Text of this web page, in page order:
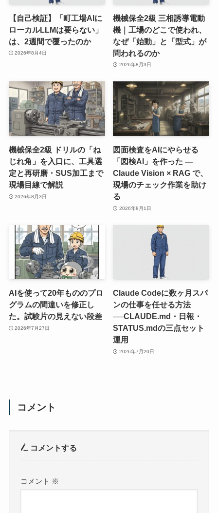
【自己検証】「町工場AIに
ローカルLLMは要らない」
は、2週間で覆ったのか
2026年8月4日
機械保全2級 三相誘導電動
機｜工場のどこで使われ、
なぜ「始動」と「型式」が
問われるのか
2026年8月3日
機械保全2級 ドリルの「ね
じれ角」を入口に、工具選
定と再研磨・SUS加工まで
現場目線で解説
2026年8月3日
図面検査をAIにやらせる
「図検AI」を作った ―
Claude Vision × RAG で、
現場のチェック作業を助け
る
2026年8月1日
AIを使って20年もののプロ
グラムの間違いを修正し
た。試験片の見えない段差
2026年7月27日
Claude Codeに数ヶ月スパ
ンの仕事を任せる方法
──CLAUDE.md・日報・
STATUS.mdの三点セット
運用
2026年7月20日
コメント
コメントする
コメント ※